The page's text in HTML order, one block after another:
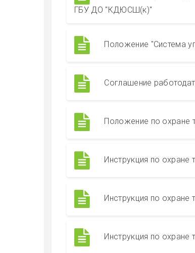
ГБУ ДО "КДЮСШ(к)"
Положение "Система
Соглашение
Положение по охране
Инструкция по охране
Инструкция по
Инструкция по охране